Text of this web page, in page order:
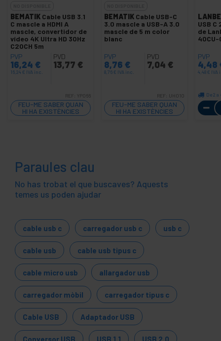
BEMATIK Cable USB 3.1
C mascle a HDMI A
mascle, convertidor de
vídeo 4K Ultra HD 30Hz
C20CH 5m
PVP
16,24 €
16,24 € IVA inc.
PVD
13,77 €
REF: YP066
FEU-ME SABER QUAN
HI HA EXISTÈNCIES
BEMATIK Cable USB-C
3.0 mascle a USB-A 3.0
mascle de 5 m color
blanc
PVP
8,76 €
8,76 € IVA inc.
PVD
7,04 €
REF: UH010
FEU-ME SABER QUAN
HI HA EXISTÈNCIES
USB C
de
40CU-
PVP
4,48
4,48 € IVA
De 2
Paraules clau
No has trobat el que buscaves? Aquests
temes us poden ajudar
cable usb c carregador usb c usb c
cable usb cable usb tipus c
cable micro usb allargador usb
carregador mòbil carregador tipus c
Cable USB Adaptador USB
Conversor USB USB 1.1 USB 2.0